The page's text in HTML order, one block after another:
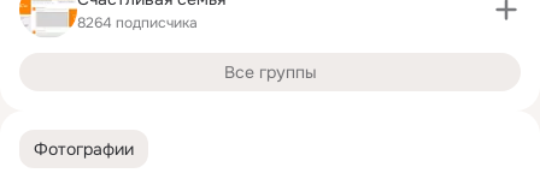
Фотографии
8264 подписчика
Все группы